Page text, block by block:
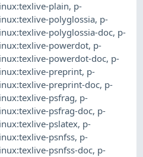
plain, p-
polyglossia, p-
polyglossia-doc, p-
powerdot, p-
powerdot-doc, p-
preprint, p-
preprint-doc, p-
psfrag, p-
psfrag-doc, p-
pslatex, p-
psnfss, p-
psnfss-doc, p-